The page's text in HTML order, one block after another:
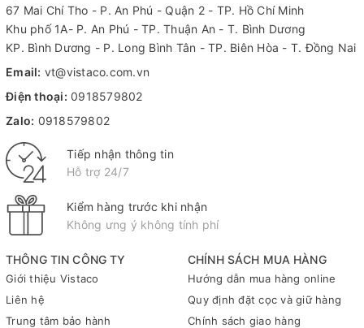
THÔNG TIN CÔNG TY
Giới thiệu Vistaco
Liên hệ
Trung tâm bảo hành
CHÍNH SÁCH MUA HÀNG
Hướng dẫn mua hàng online
Quy định đặt cọc và giữ hàng
Chính sách giao hàng
67 Mai Chí Tho - P. An Phú - Quận 2 - TP. Hồ Chí Minh
Khu phố 1A- P. An Phú - TP. Thuận An - T. Bình Dương
KP. Bình Dương - P. Long Bình Tân - TP. Biên Hòa - T. Đồng Nai
Email: vt@vistaco.com.vn
Điện thoại: 0918579802
Zalo: 0918579802
Tiếp nhận thông tin
Hỗ trợ 24/7
Kiểm hàng trước khi nhận
Không ưng ý không tính phí